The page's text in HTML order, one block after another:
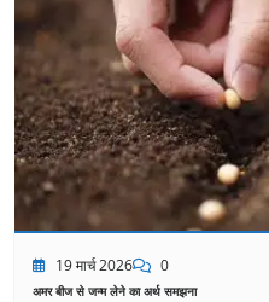
19 मार्च 2026 0
अमर बीज से जन्म लेने का अर्थ समझना